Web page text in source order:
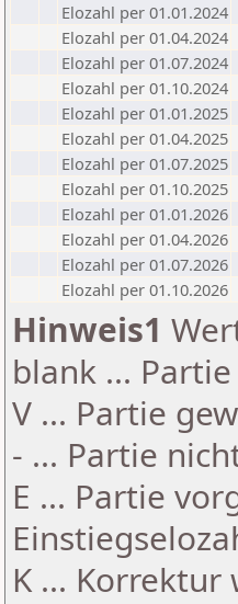
Elozahl per 01.01.2024
Elozahl per 01.04.2024
Elozahl per 01.07.2024
Elozahl per 01.10.2024
Elozahl per 01.01.2025
Elozahl per 01.04.2025
Elozahl per 01.07.2025
Elozahl per 01.10.2025
Elozahl per 01.01.2026
Elozahl per 01.04.2026
Elozahl per 01.07.2026
Elozahl per 01.10.2026
Hinweis1
blank ...
V ... Partie
- ... Partie
E ... Partie
K ...